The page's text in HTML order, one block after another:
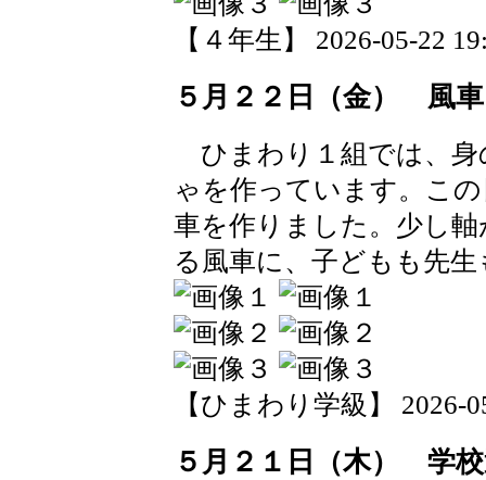
【４年生】 2026-05-22
５月２２日（金） 風
ひまわり１組では、身
ゃを作っています。こ
車を作りました。少し
る風車に、子どもも先
【ひまわり学級】 2026-
５月２１日（木） 学